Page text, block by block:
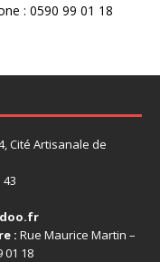
: 0590 99 01 18
Cité Artisanale de
43
: Rue Maurice Martin –
01 18